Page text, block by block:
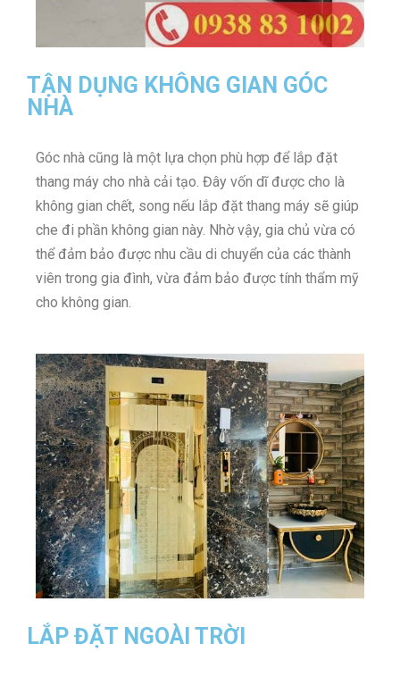
TẬN DỤNG KHÔNG GIAN GÓC
NHÀ
Góc nhà cũng là một lựa chọn phù hợp để lắp đặt
thang máy cho nhà cải tạo. Đây vốn dĩ được cho là
không gian chết, song nếu lắp đặt thang máy sẽ giúp
che đi phần không gian này. Nhờ vậy, gia chủ vừa có
thể đảm bảo được nhu cầu di chuyển của các thành
viên trong gia đình, vừa đảm bảo được tính thẩm mỹ
cho không gian.
LẮP ĐẶT NGOÀI TRỜI